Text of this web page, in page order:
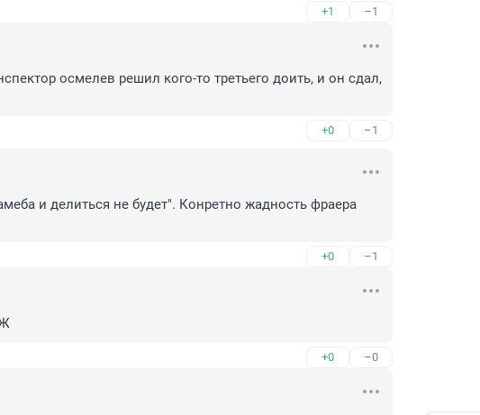
+1 –1
осмелев решил кого-то третьего доить, и он сдал,
+0 –1
и делиться не будет". Конретно жадность фраера
+0 –1
+0 –0